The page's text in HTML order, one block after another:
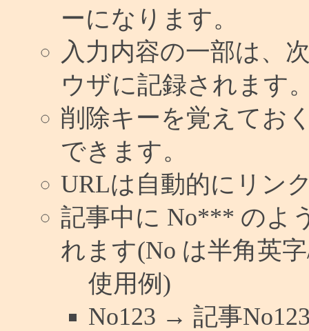
ーになります。
入力内容の一部は、
ウザに記録されます
削除キーを覚えてお
できます。
URLは自動的にリン
記事中に No*** のよ
れます(No は半角英
使用例)
No123 → 記事